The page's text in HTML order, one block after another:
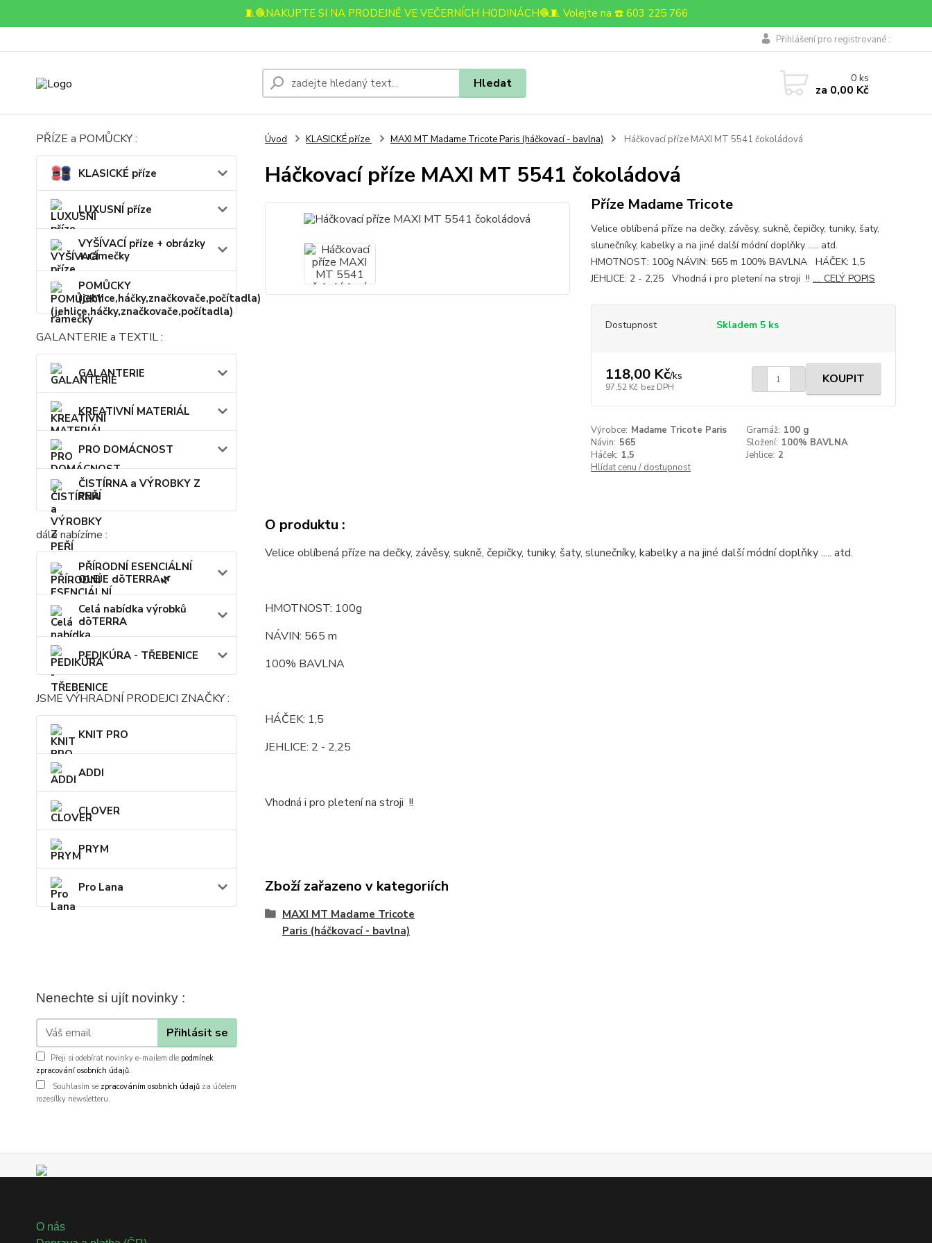
🧵🧶NAKUPTE SI NA PRODEJNĚ VE VEČERNÍCH HODINÁCH🧶🧵 Volejte na ☎️ 603 225 766
Přihlášení pro registrované :
Hledat 0ks
za 0,00 Kč
PŘÍZE a POMŮCKY :
KLASICKÉ příze
LUXUSNÍ příze
VYŠÍVACÍ příze + obrázky
+ rámečky
POMŮCKY
(jehlice,háčky,značkovače,počítadla)
GALANTERIE a TEXTIL :
GALANTERIE
KREATIVNÍ MATERIÁL
PRO DOMÁCNOST
ČISTÍRNA a VÝROBKY Z
PEŘÍ
dále nabízíme :
PŘÍRODNÍ ESENCIÁLNÍ
OLEJE dōTERRA🌿
Celá nabídka výrobků
dōTERRA
PEDIKÚRA - TŘEBENICE
JSME VÝHRADNÍ PRODEJCI ZNAČKY :
KNIT PRO
ADDI
CLOVER
PRYM
Pro Lana
Nenechte si ujít novinky :
Přihlásit se
Přeji si odebírat novinky e-mailem dle podmínek
zpracování osobních údajů.
Souhlasím se zpracováním osobních údajů za účelem
rozesílky newsletteru.
Úvod KLASICKÉ příze MAXI MT Madame Tricote Paris (háčkovací - bavlna) Háčkovací příze MAXI MT 5541 čokoládová
Háčkovací příze MAXI MT 5541 čokoládová
Příze Madame Tricote
Velice oblíbená příze na dečky, závěsy, sukně, čepičky, tuniky, šaty,
slunečníky, kabelky a na jiné další módní doplňky ..... atd.
HMOTNOST: 100g NÁVIN: 565 m 100% BAVLNA HÁČEK: 1,5
JEHLICE: 2 - 2,25 Vhodná i pro pletení na stroji !! .... CELÝ POPIS
Dostupnost Skladem 5 ks
118,00 Kč/ks
97,52 Kč bez DPH
KOUPIT
Výrobce: Madame Tricote Paris Gramáž: 100 g
Návin: 565 Složení: 100% BAVLNA
Háček: 1,5 Jehlice: 2
Hlídat cenu / dostupnost
O produktu :
Velice oblíbená příze na dečky, závěsy, sukně, čepičky, tuniky, šaty, slunečníky, kabelky a na jiné další módní doplňky ..... atd.
HMOTNOST: 100g
NÁVIN: 565 m
100% BAVLNA
HÁČEK: 1,5
JEHLICE: 2 - 2,25
Vhodná i pro pletení na stroji !!
Zboží zařazeno v kategoriích
MAXI MT Madame Tricote
Paris (háčkovací - bavlna)
O nás